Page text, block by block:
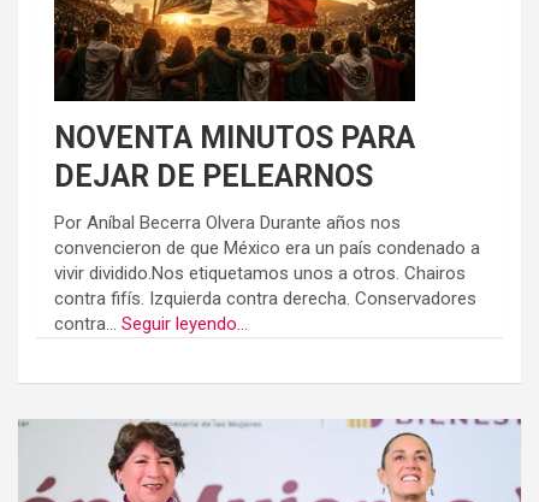
NOVENTA MINUTOS PARA
DEJAR DE PELEARNOS
Por Aníbal Becerra Olvera Durante años nos
convencieron de que México era un país condenado a
vivir dividido.Nos etiquetamos unos a otros. Chairos
contra fifís. Izquierda contra derecha. Conservadores
contra... Seguir leyendo...